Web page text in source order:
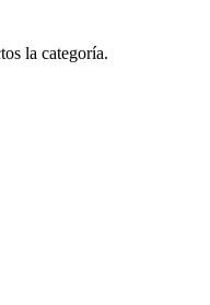
la categoría.